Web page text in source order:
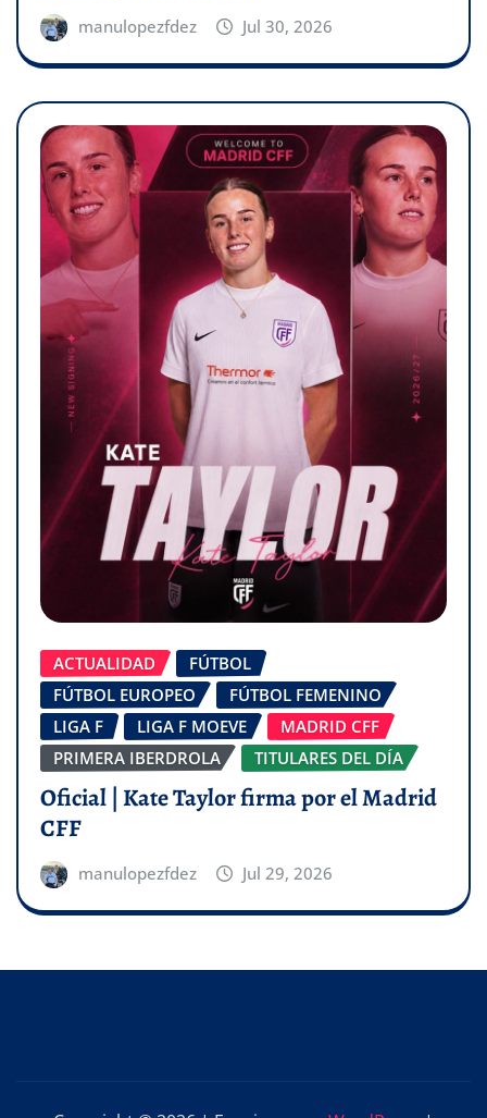
manulopezfdez Jul 30, 2026
ACTUALIDAD
FÚTBOL
FÚTBOL EUROPEO
FÚTBOL FEMENINO
LIGA F
LIGA F MOEVE
MADRID CFF
PRIMERA IBERDROLA
TITULARES DEL DÍA
Oficial | Kate Taylor firma por el Madrid
CFF
manulopezfdez Jul 29, 2026